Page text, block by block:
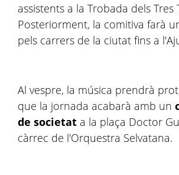
assistents a la Trobada dels Tres
Posteriorment, la comitiva farà
pels carrers de la ciutat fins a
Al vespre, la música prendrà
que la jornada acabarà amb un
de societat a la plaça Doctor
càrrec de l'Orquestra Selvatana.